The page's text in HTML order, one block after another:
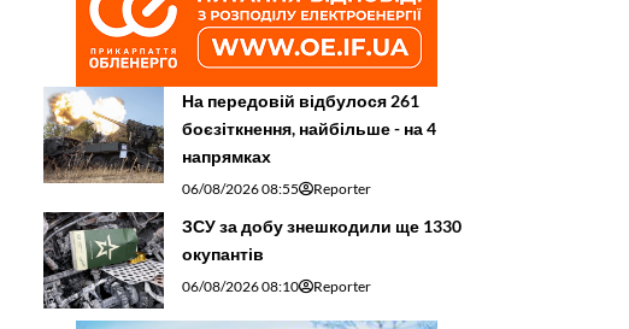
На передовій відбулося 261
боєзіткнення, найбільше - на 4
напрямках
06/08/2026 08:55 Reporter
ЗСУ за добу знешкодили ще 1330
окупантів
06/08/2026 08:10 Reporter